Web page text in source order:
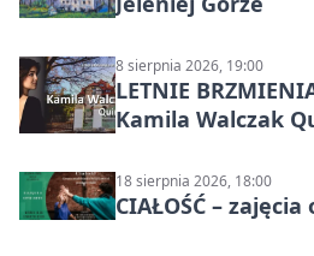
8 sierpnia 2026, 19:00
LETNIE
Kamila Walczak
18 sierpnia 2026, 18:00
CIAŁOŚĆ –